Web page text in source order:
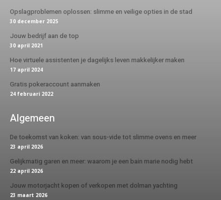
Opslagproblemen oplossen: slimme en veilige opties in de stad
30 december 2025
Jouw bedrijf aan de top
30 april 2021
Hoe virtuele assistenten je dagelijks leven makkelijker maken
17 april 2024
Gratis pokeraccount aanmaken
24 februari 2022
Algemeen
De toekomst van koken: van sous-vide tot slimme ovens en meer
23 april 2026
Gelijkmatig garen en meer: waarom je een bain marie nodig hebt
22 april 2026
Jouw motorjacht kopen of verkopen met dolman yachting
23 maart 2026